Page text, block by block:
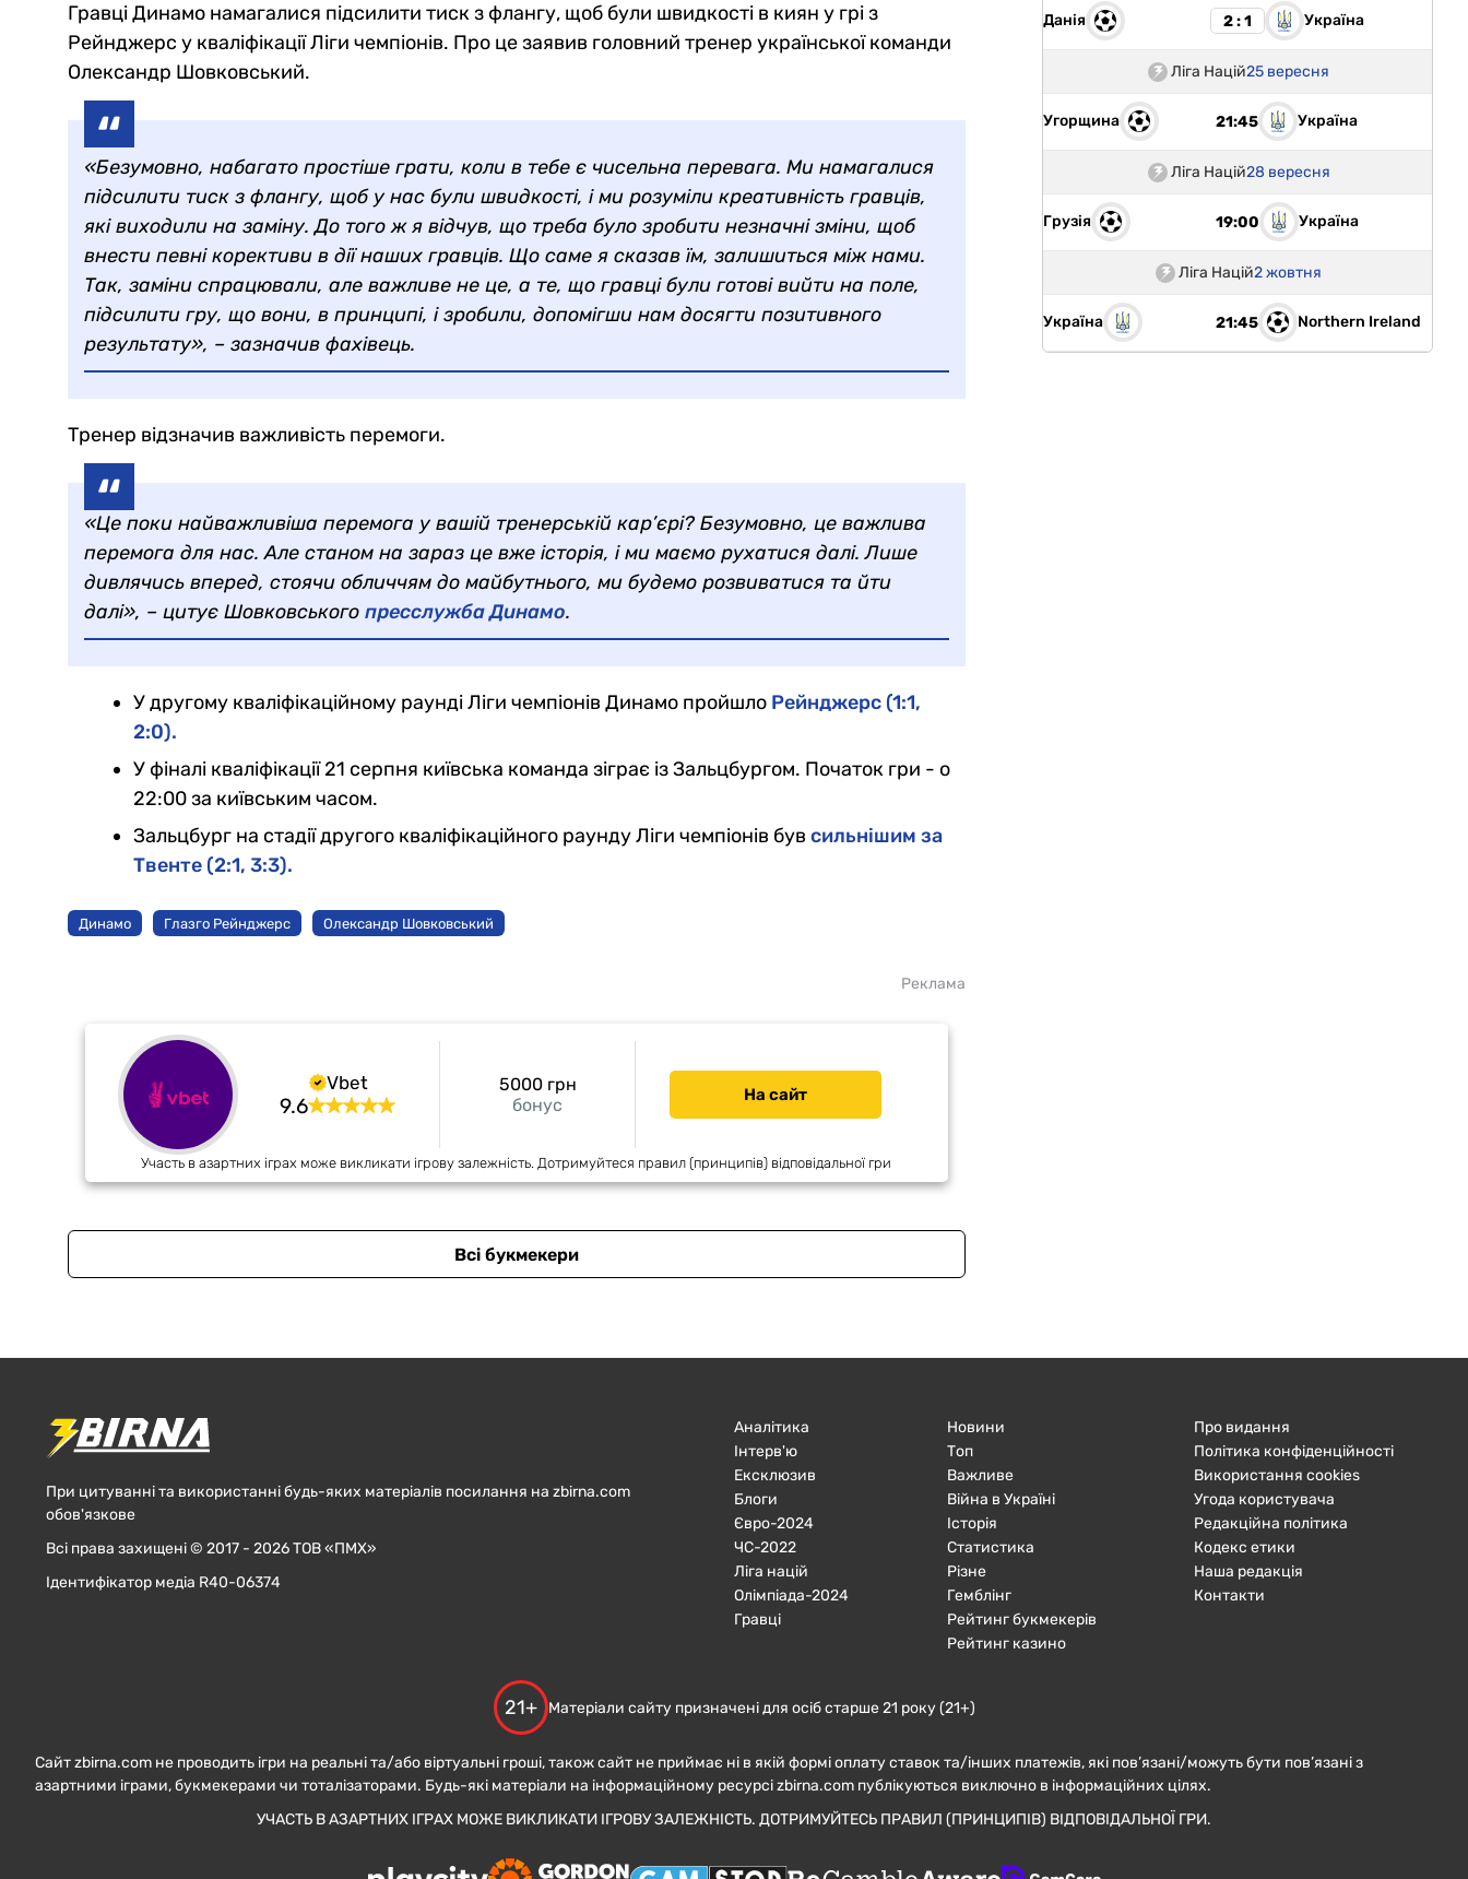
Гравці Динамо намагалися підсилити тиск з флангу, щоб були швидкості в киян у грі з
Рейнджерс у кваліфікації Ліги чемпіонів. Про це заявив головний тренер української команди
Олександр Шовковський.
«Безумовно, набагато простіше грати, коли в тебе є чисельна перевага. Ми намагалися
підсилити тиск з флангу, щоб у нас були швидкості, і ми розуміли креативність гравців,
які виходили на заміну. До того ж я відчув, що треба було зробити незначні зміни, щоб
внести певні корективи в дії наших гравців. Що саме я сказав їм, залишиться між нами.
Так, заміни спрацювали, але важливе не це, а те, що гравці були готові вийти на поле,
підсилити гру, що вони, в принципі, і зробили, допомігши нам досягти позитивного
результату», – зазначив фахівець.
Тренер відзначив важливість перемоги.
«Це поки найважливіша перемога у вашій тренерській кар’єрі? Безумовно, це важлива
перемога для нас. Але станом на зараз це вже історія, і ми маємо рухатися далі. Лише
дивлячись вперед, стоячи обличчям до майбутнього, ми будемо розвиватися та йти
далі», – цитує Шовковського пресслужба Динамо.
У другому кваліфікаційному раунді Ліги чемпіонів Динамо пройшло Рейнджерс (1:1,
2:0).
У фіналі кваліфікації 21 серпня київська команда зіграє із Зальцбургом. Початок гри - о
22:00 за київським часом.
Зальцбург на стадії другого кваліфікаційного раунду Ліги чемпіонів був сильнішим за
Твенте (2:1, 3:3).
Динамо Глазго Рейнджерс Олександр Шовковський
Реклама
Vbet
9.6 бонус
5000 грн На сайт
Участь в азартних іграх може викликати ігрову залежність. Дотримуйтеся правил (принципів) відповідальної гри
Всі букмекери
Данія 2 : 1 Україна
Ліга Націй25 вересня
Угорщина 21:45 Україна
Ліга Націй28 вересня
Грузія 19:00 Україна
Ліга Націй2 жовтня
Україна 21:45 Northern Ireland
При цитуванні та використанні будь-яких матеріалів посилання на zbirna.com
обов'язкове
Всі права захищені © 2017 - 2026 ТОВ «ПМХ»
Ідентифікатор медіа R40-06374
Аналітика
Інтерв'ю
Ексклюзив
Блоги
Євро-2024
ЧC-2022
Ліга націй
Олімпіада-2024
Гравці
Новини
Топ
Важливе
Війна в Україні
Історія
Статистика
Різне
Гемблінг
Рейтинг букмекерів
Рейтинг казино
Про видання
Політика конфіденційності
Використання cookies
Угода користувача
Редакційна політика
Кодекс етики
Наша редакція
Контакти
21+ Матеріали сайту призначені для осіб старше 21 року (21+)
Сайт zbirna.com не проводить ігри на реальні та/або віртуальні гроші, також сайт не приймає ні в якій формі оплату ставок та/інших платежів, які пов’язані/можуть бути пов’язані з
азартними іграми, букмекерами чи тоталізаторами. Будь-які матеріали на інформаційному ресурсі zbirna.com публікуються виключно в інформаційних цілях.
УЧАСТЬ В АЗАРТНИХ ІГРАХ МОЖЕ ВИКЛИКАТИ ІГРОВУ ЗАЛЕЖНІСТЬ. ДОТРИМУЙТЕСЬ ПРАВИЛ (ПРИНЦИПІВ) ВІДПОВІДАЛЬНОЇ ГРИ.